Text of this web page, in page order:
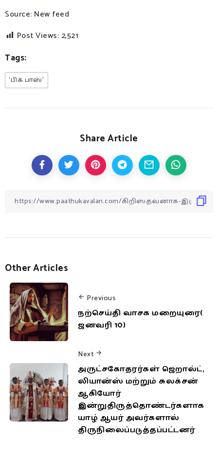
Source: New feed
Post Views: 2,521
Tags:
‘பிக் பாஸ்’
Share Article
Other Articles
Previous
நற்செய்தி வாசக மறையுரை(
ஜனவரி 10)
Next
அருட்சகோதரர்கள் ஜெறால்ட்,
லியான்ஸ் மற்றும் சுலக்சன்
ஆகியோர்
இன்றுதிருத்தொண்டர்களாக
யாழ் ஆயர் அவர்களால்
திருநிலைப்படுத்தப்பட்டனர்